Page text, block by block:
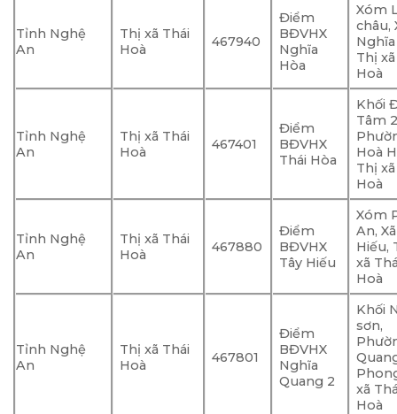
Tỉnh Nghệ
An
Thị xã Thái
Hoà
467940
Điểm
BĐVHX
Nghĩa
Hòa
Xóm
châu,
Thị
Hoà
Tỉnh Nghệ
An
Thị xã Thái
Hoà
467401
Điểm
BĐVHX
Thái Hòa
Khối
Tâm
Hoà
Thị
Hoà
Tỉnh Nghệ
An
Thị xã Thái
Hoà
467880
Điểm
BĐVHX
Tây Hiếu
Xóm
An,
Hiếu,
xã
Hoà
Tỉnh Nghệ
An
Thị xã Thái
Hoà
467801
Điểm
BĐVHX
Nghĩa
Quang 2
Khối
sơn,
xã
Hoà